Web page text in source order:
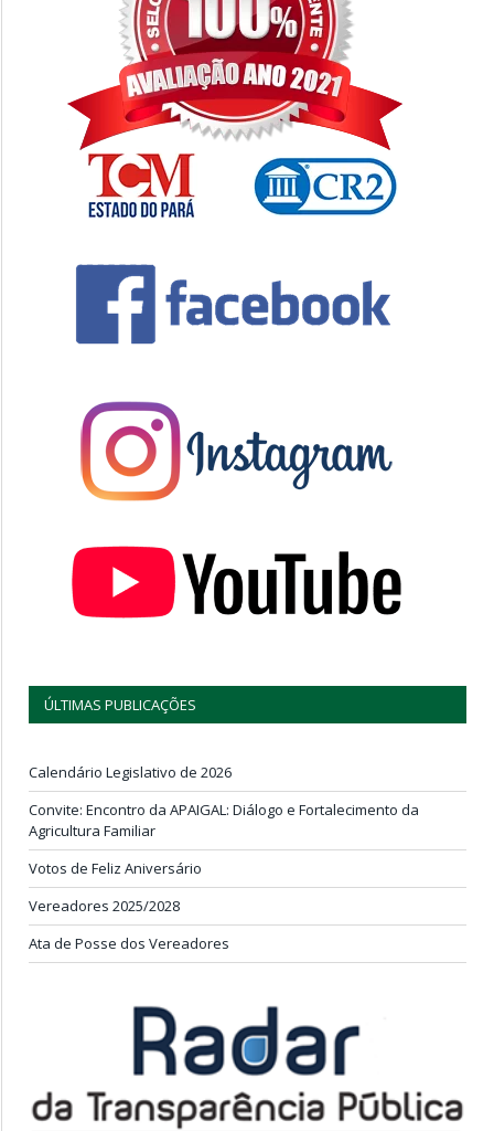
ÚLTIMAS PUBLICAÇÕES
Calendário Legislativo de 2026
Convite: Encontro da APAIGAL: Diálogo e Fortalecimento da
Agricultura Familiar
Votos de Feliz Aniversário
Vereadores 2025/2028
Ata de Posse dos Vereadores